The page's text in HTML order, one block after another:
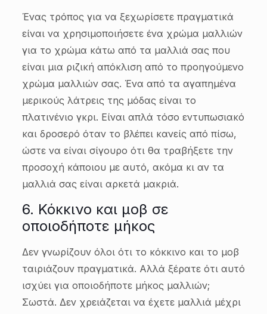
Ένας τρόπος για να ξεχωρίσετε πραγματικά
είναι να χρησιμοποιήσετε ένα χρώμα μαλλιών
για το χρώμα κάτω από τα μαλλιά σας που
είναι μια ριζική απόκλιση από το προηγούμενο
χρώμα μαλλιών σας. Ένα από τα αγαπημένα
μερικούς λάτρεις της μόδας είναι το
πλατινένιο γκρι. Είναι απλά τόσο εντυπωσιακό
και δροσερό όταν το βλέπει κανείς από πίσω,
ώστε να είναι σίγουρο ότι θα τραβήξετε την
προσοχή κάποιου με αυτό, ακόμα κι αν τα
μαλλιά σας είναι αρκετά μακριά.
6. Κόκκινο και μοβ σε
οποιοδήποτε μήκος
Δεν γνωρίζουν όλοι ότι το κόκκινο και το μοβ
ταιριάζουν πραγματικά. Αλλά ξέρατε ότι αυτό
ισχύει για οποιοδήποτε μήκος μαλλιών;
Σωστά. Δεν χρειάζεται να έχετε μαλλιά μέχρι